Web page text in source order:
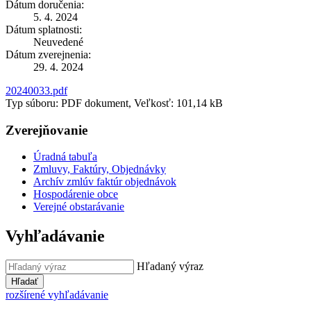
Dátum doručenia:
5. 4. 2024
Dátum splatnosti:
Neuvedené
Dátum zverejnenia:
29. 4. 2024
20240033.pdf
Typ súboru: PDF dokument, Veľkosť: 101,14 kB
Zverejňovanie
Úradná tabuľa
Zmluvy, Faktúry, Objednávky
Archív zmlúv faktúr objednávok
Hospodárenie obce
Verejné obstarávanie
Vyhľadávanie
Hľadaný výraz
Hľadať
rozšírené vyhľadávanie